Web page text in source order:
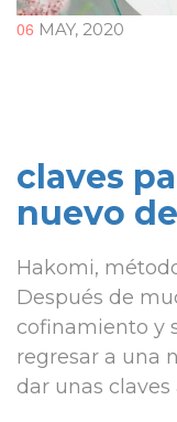
06 MAY, 2020
claves
nuevo
Hakomi,
Después de
cofinamiento y
regresar a una
dar unas claves